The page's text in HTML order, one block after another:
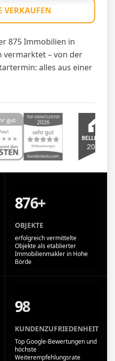
875 Immobilien in
vermarktet – von der
alles aus einer
876+
OBJEKTE
erfolgreich vermittelte
Objekte als etablierter
Immobilienmakler in Hohe
Börde
98
KUNDENZUFRIEDENHEIT
Top Google-Bewertungen und
höchste
Weiterempfehlungsrate